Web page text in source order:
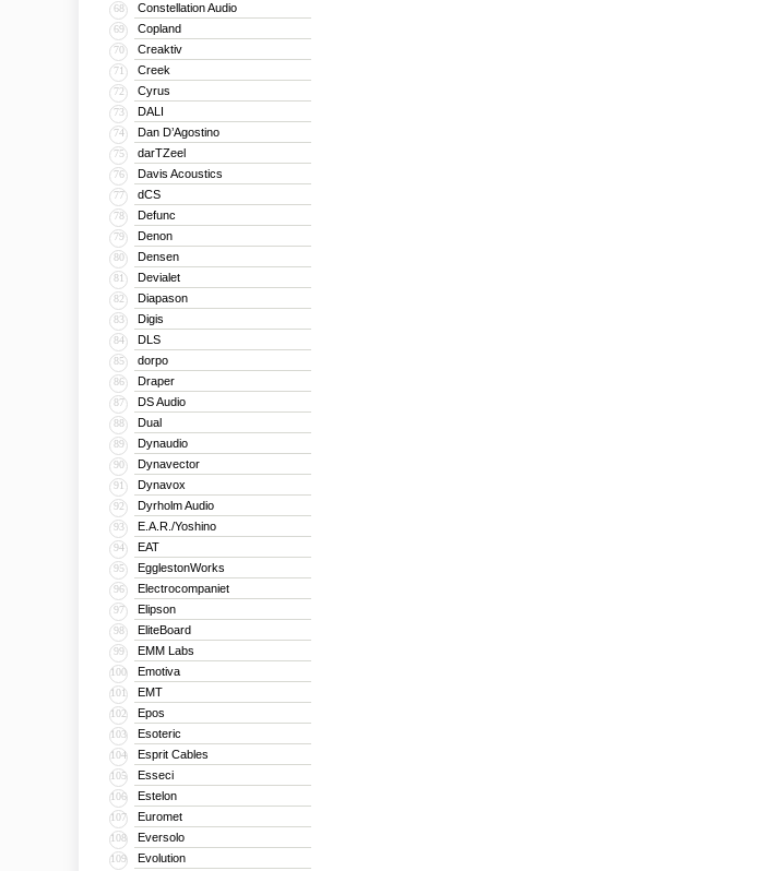
68 Constellation Audio
69 Copland
70 Creaktiv
71 Creek
72 Cyrus
73 DALI
74 Dan D’Agostino
75 darTZeel
76 Davis Acoustics
77 dCS
78 Defunc
79 Denon
80 Densen
81 Devialet
82 Diapason
83 Digis
84 DLS
85 dorpo
86 Draper
87 DS Audio
88 Dual
89 Dynaudio
90 Dynavector
91 Dynavox
92 Dyrholm Audio
93 E.A.R./Yoshino
94 EAT
95 EgglestonWorks
96 Electrocompaniet
97 Elipson
98 EliteBoard
99 EMM Labs
100 Emotiva
101 EMT
102 Epos
103 Esoteric
104 Esprit Cables
105 Esseci
106 Estelon
107 Euromet
108 Eversolo
109 Evolution